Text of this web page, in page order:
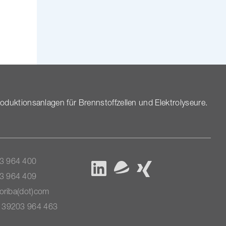
für Brenn­stoff­zellen und Elektrolyseure.
964 400
964 409
39203 964 463